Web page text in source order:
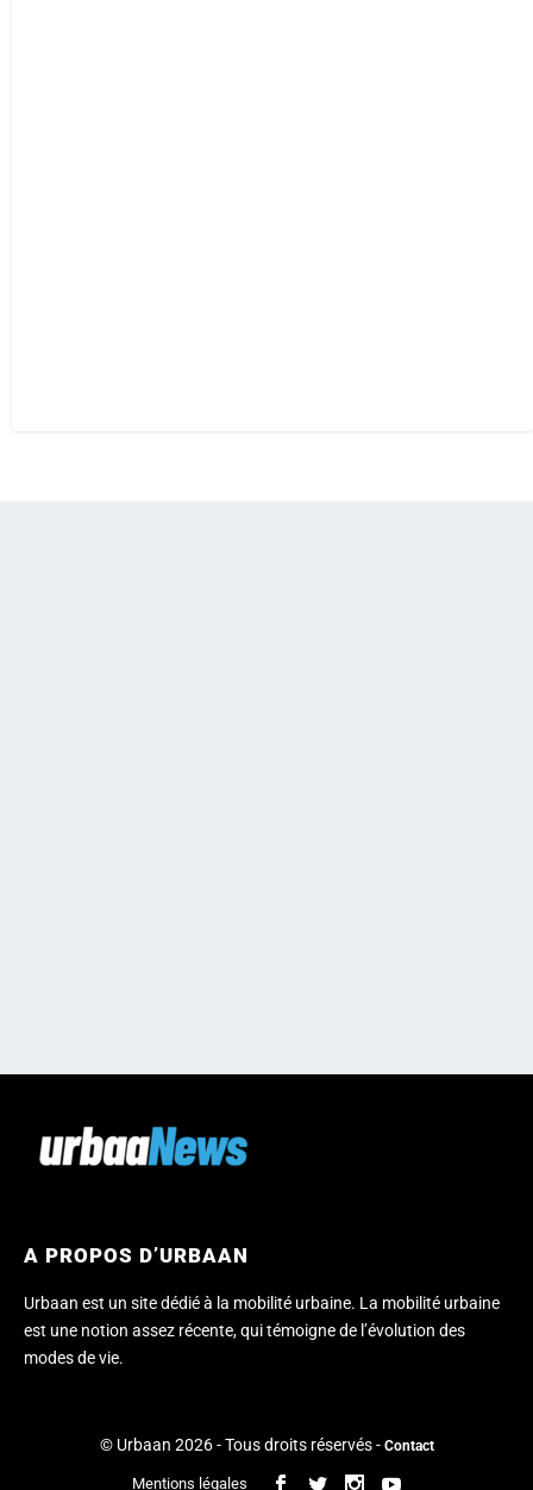
A PROPOS D’URBAAN
Urbaan est un site dédié à la mobilité urbaine. La mobilité urbaine
est une notion assez récente, qui témoigne de l’évolution des
modes de vie.
© Urbaan 2026 - Tous droits réservés - Contact
Mentions légales